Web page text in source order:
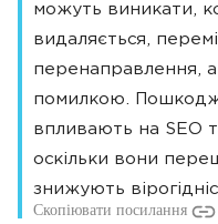
можуть виникати,
видаляється,
перенаправлення,
помилкою.
впливають на SEO
оскільки вони
знижують
Скопіювати посилання